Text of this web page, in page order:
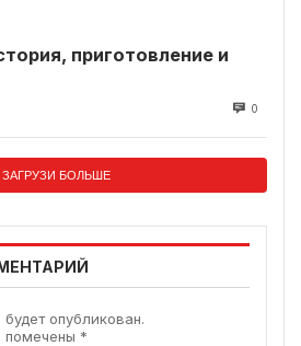
приготовление и
0
ЗАГРУЗИ БОЛЬШЕ
опубликован.
помечены *